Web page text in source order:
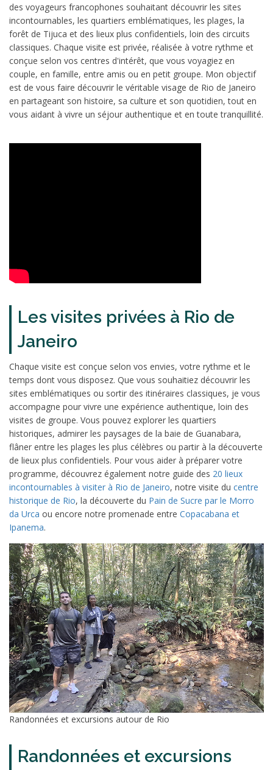
des voyageurs francophones souhaitant découvrir les sites
incontournables, les quartiers emblématiques, les plages, la
forêt de Tijuca et des lieux plus confidentiels, loin des circuits
classiques. Chaque visite est privée, réalisée à votre rythme et
conçue selon vos centres d'intérêt, que vous voyagiez en
couple, en famille, entre amis ou en petit groupe. Mon objectif
est de vous faire découvrir le véritable visage de Rio de Janeiro
en partageant son histoire, sa culture et son quotidien, tout en
vous aidant à vivre un séjour authentique et en toute tranquillité.
Les visites privées à Rio de
Janeiro
Chaque visite est conçue selon vos envies, votre rythme et le
temps dont vous disposez. Que vous souhaitiez découvrir les
sites emblématiques ou sortir des itinéraires classiques, je vous
accompagne pour vivre une expérience authentique, loin des
visites de groupe. Vous pouvez explorer les quartiers
historiques, admirer les paysages de la baie de Guanabara,
flâner entre les plages les plus célèbres ou partir à la découverte
de lieux plus confidentiels. Pour vous aider à préparer votre
programme, découvrez également notre guide des 20 lieux
incontournables à visiter à Rio de Janeiro, notre visite du centre
historique de Rio, la découverte du Pain de Sucre par le Morro
da Urca ou encore notre promenade entre Copacabana et
Ipanema.
Randonnées et excursions autour de Rio
Randonnées et excursions